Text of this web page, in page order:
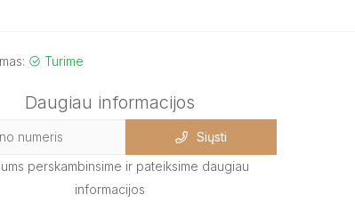
Turime
Daugiau informacijos
Siųsti
perskambinsime ir pateiksime daugiau
informacijos